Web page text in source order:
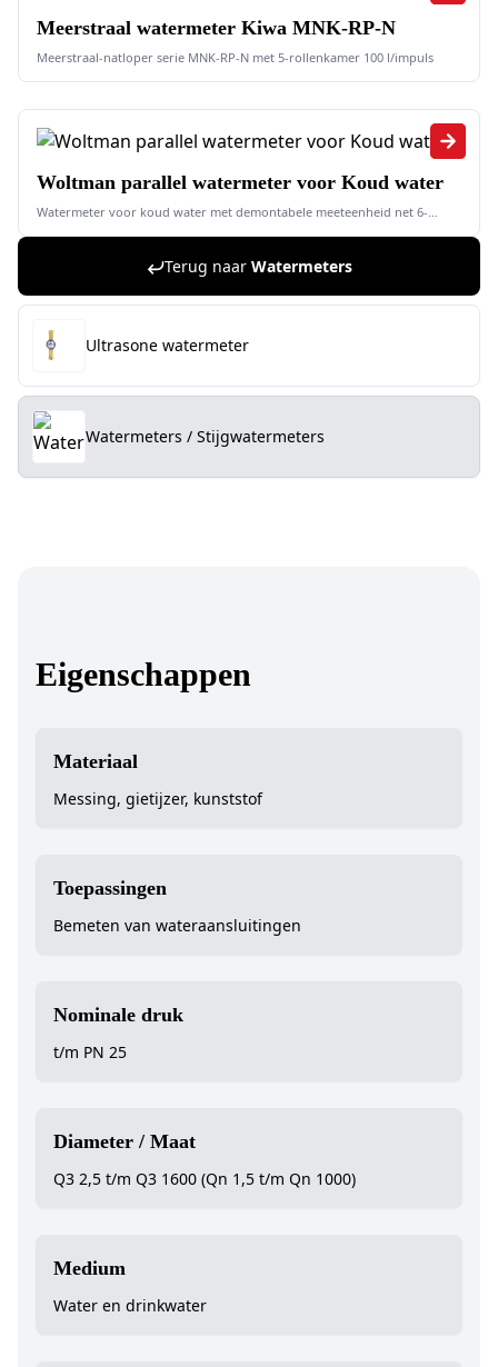
Terug naar Watermeters
Ultrasone watermeter
Watermeters / Stijgwatermeters
Meerstraal watermeter Kiwa MNK-RP-N
Meerstraal-natloper serie MNK-RP-N met 5-rollenkamer 100 l/impuls
Woltman parallel watermeter voor Koud water
Watermeter voor koud water met demontabele meeteenheid net 6-
rollentelwerk en geïntegreerde modulatorschijf
Eigenschappen
Materiaal
Messing, gietijzer, kunststof
Toepassingen
Bemeten van wateraansluitingen
Nominale druk
t/m PN 25
Diameter / Maat
Q3 2,5 t/m Q3 1600 (Qn 1,5 t/m Qn 1000)
Medium
Water en drinkwater